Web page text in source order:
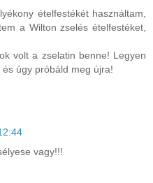
ételfestékét használtam,
a Wilton zselés ételfestéket,
volt a zselatin benne! Legyen
úgy próbáld meg újra!
vagy!!!